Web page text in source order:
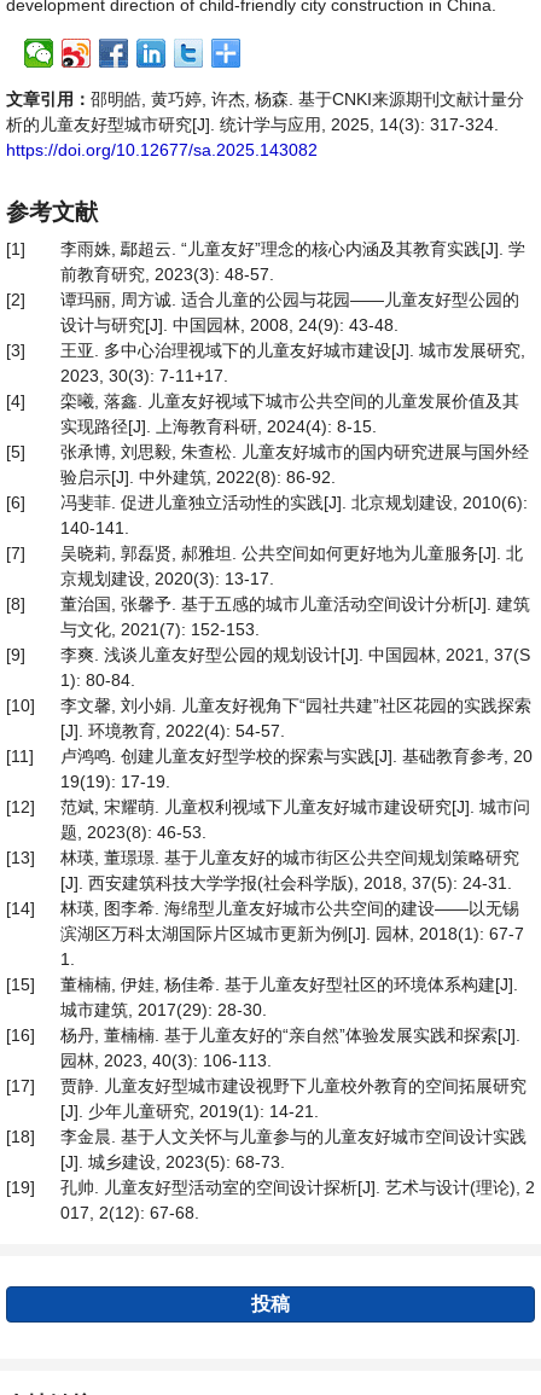
development direction of child-friendly city construction in China.
文章引用： 邵明皓, 黄巧婷, 许杰, 杨森. 基于CNKI来源期刊文献计量分
析的儿童友好型城市研究[J]. 统计学与应用, 2025, 14(3): 317-324.
https://doi.org/10.12677/sa.2025.143082
参考文献
[1]
李雨姝, 鄢超云. “儿童友好”理念的核心内涵及其教育实践[J]. 学
前教育研究, 2023(3): 48-57.
[2]
谭玛丽, 周方诚. 适合儿童的公园与花园——儿童友好型公园的
设计与研究[J]. 中国园林, 2008, 24(9): 43-48.
[3]
王亚. 多中心治理视域下的儿童友好城市建设[J]. 城市发展研究,
2023, 30(3): 7-11+17.
[4]
栾曦, 落鑫. 儿童友好视域下城市公共空间的儿童发展价值及其
实现路径[J]. 上海教育科研, 2024(4): 8-15.
[5]
张承博, 刘思毅, 朱查松. 儿童友好城市的国内研究进展与国外经
验启示[J]. 中外建筑, 2022(8): 86-92.
[6]
冯斐菲. 促进儿童独立活动性的实践[J]. 北京规划建设, 2010(6):
140-141.
[7]
吴晓莉, 郭磊贤, 郝雅坦. 公共空间如何更好地为儿童服务[J]. 北
京规划建设, 2020(3): 13-17.
[8]
董治国, 张馨予. 基于五感的城市儿童活动空间设计分析[J]. 建筑
与文化, 2021(7): 152-153.
[9]
李爽. 浅谈儿童友好型公园的规划设计[J]. 中国园林, 2021, 37(S
1): 80-84.
[10]
李文馨, 刘小娟. 儿童友好视角下“园社共建”社区花园的实践探索
[J]. 环境教育, 2022(4): 54-57.
[11]
卢鸿鸣. 创建儿童友好型学校的探索与实践[J]. 基础教育参考, 20
19(19): 17-19.
[12]
范斌, 宋耀萌. 儿童权利视域下儿童友好城市建设研究[J]. 城市问
题, 2023(8): 46-53.
[13]
林瑛, 董璟璟. 基于儿童友好的城市街区公共空间规划策略研究
[J]. 西安建筑科技大学学报(社会科学版), 2018, 37(5): 24-31.
[14]
林瑛, 图李希. 海绵型儿童友好城市公共空间的建设——以无锡
滨湖区万科太湖国际片区城市更新为例[J]. 园林, 2018(1): 67-7
1.
[15]
董楠楠, 伊娃, 杨佳希. 基于儿童友好型社区的环境体系构建[J].
城市建筑, 2017(29): 28-30.
[16]
杨丹, 董楠楠. 基于儿童友好的“亲自然”体验发展实践和探索[J].
园林, 2023, 40(3): 106-113.
[17]
贾静. 儿童友好型城市建设视野下儿童校外教育的空间拓展研究
[J]. 少年儿童研究, 2019(1): 14-21.
[18]
李金晨. 基于人文关怀与儿童参与的儿童友好城市空间设计实践
[J]. 城乡建设, 2023(5): 68-73.
[19]
孔帅. 儿童友好型活动室的空间设计探析[J]. 艺术与设计(理论), 2
017, 2(12): 67-68.
投稿